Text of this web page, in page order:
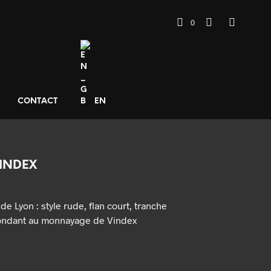
CONTACT EN
0
Lyon : style rude, flan court, tranche
au monnayage de Vindex